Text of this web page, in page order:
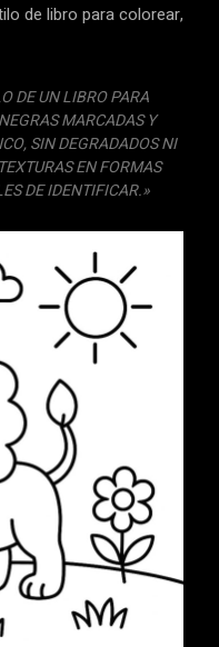
de libro para colorear,
DE UN LIBRO PARA
MARCADAS Y
SIN DEGRADADOS NI
EN FORMAS
DE IDENTIFICAR.»